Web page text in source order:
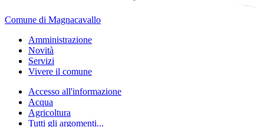
Comune di Magnacavallo
Amministrazione
Novità
Servizi
Vivere il comune
Accesso all'informazione
Acqua
Agricoltura
Tutti gli argomenti...